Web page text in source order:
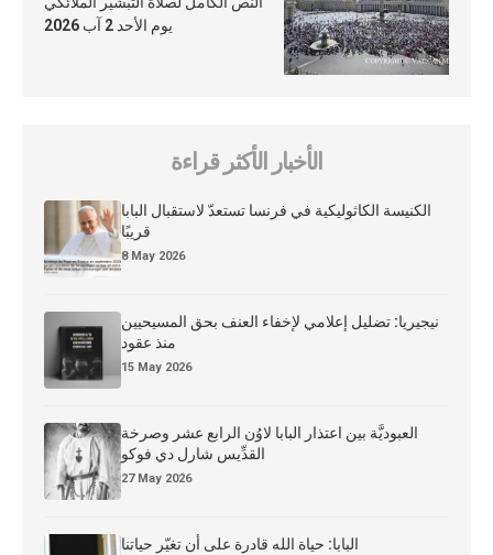
يوم الأحد 2 آب 2026
الأخبار الأكثر قراءة
الكنيسة الكاثوليكية في فرنسا تستعدّ لاستقبال البابا
قريبًا
8 May 2026
نيجيريا: تضليل إعلامي لإخفاء العنف بحق المسيحيين
منذ عقود
15 May 2026
العبوديَّة بين اعتذار البابا لاوُن الرابع عشر وصرخة
القدِّيس شارل دي فوكو
27 May 2026
البابا: حياة الله قادرة على أن تغيّر حياتنا